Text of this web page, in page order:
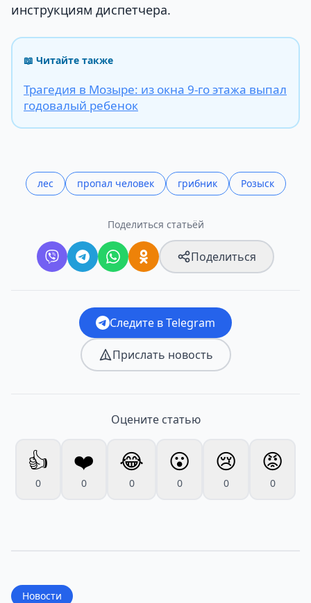
инструкциям диспетчера.
📖 Читайте также
Трагедия в Мозыре: из окна 9-го этажа выпал
годовалый ребенок
лес пропал человек грибник Розыск
Поделиться статьёй
Поделиться
Следите в Telegram
Прислать новость
Оцените статью
👍
0
❤️
0
😂
0
😮
0
😢
0
😡
0
Новости